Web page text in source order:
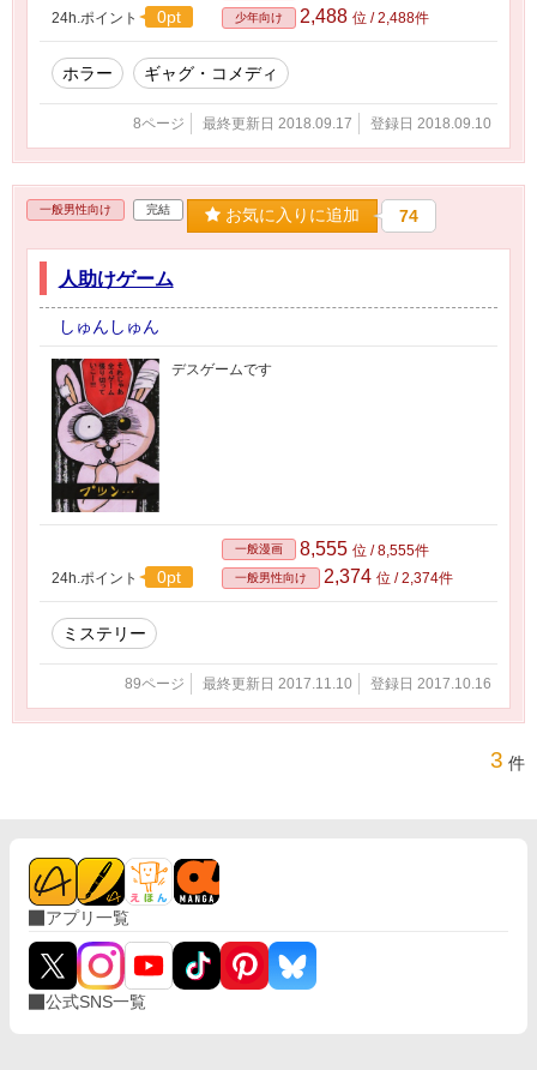
24h.ポイント 0pt 少年向け 2,488 位 / 2,488件
ホラー ギャグ・コメディ
8ページ 最終更新日 2018.09.17 登録日 2018.09.10
一般男性向け 完結 お気に入りに追加 74
人助けゲーム
しゅんしゅん
デスゲームです
24h.ポイント 0pt
一般漫画 8,555 位 / 8,555件
一般男性向け 2,374 位 / 2,374件
ミステリー
89ページ 最終更新日 2017.11.10 登録日 2017.10.16
3 件
アプリ一覧
公式SNS一覧